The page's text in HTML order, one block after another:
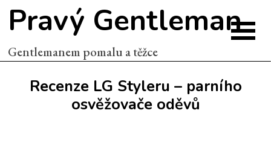
Pravý Gentleman
Gentlemanem pomalu a těžce
Recenze LG Styleru – parního
osvěžovače oděvů